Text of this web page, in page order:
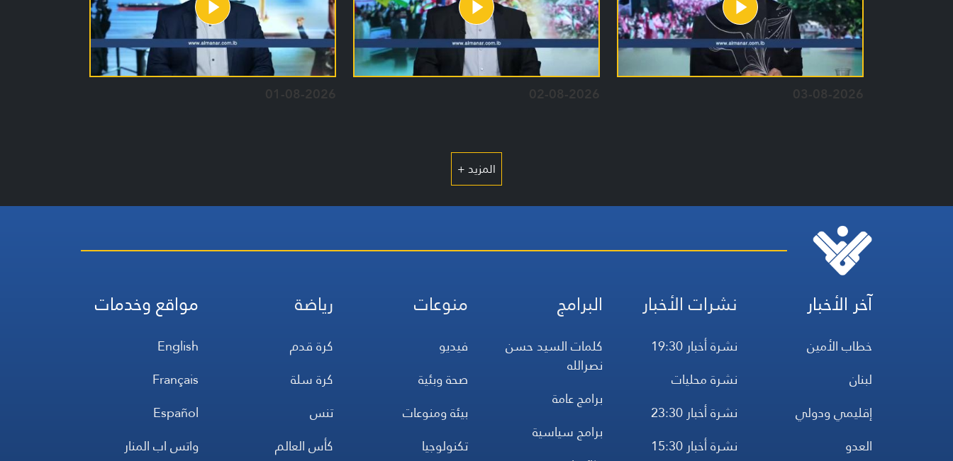
03-08-2026
02-08-2026
01-08-2026
المزيد +
آخر الأخبار
خطاب الأمين
لبنان
إقليمي ودولي
العدو
نشرات الأخبار
نشرة أخبار 19:30
نشرة محليات
نشرة أخبار 23:30
نشرة أخبار 15:30
البرامج
كلمات السيد حسن
نصرالله
برامج عامة
برامج سياسية
منوعات
فيديو
صحة وبئية
بيئة ومنوعات
تكنولوجيا
رياضة
كرة قدم
كرة سلة
تنس
كأس العالم
مواقع وخدمات
English
Français
Español
واتس اب المنار